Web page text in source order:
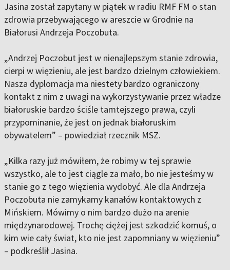
Jasina został zapytany w piątek w radiu RMF FM o stan
zdrowia przebywającego w areszcie w Grodnie na
Białorusi Andrzeja Poczobuta.
„Andrzej Poczobut jest w nienajlepszym stanie zdrowia,
cierpi w więzieniu, ale jest bardzo dzielnym człowiekiem.
Nasza dyplomacja ma niestety bardzo ograniczony
kontakt z nim z uwagi na wykorzystywanie przez władze
białoruskie bardzo ściśle tamtejszego prawa, czyli
przypominanie, że jest on jednak białoruskim
obywatelem” – powiedział rzecznik MSZ.
„Kilka razy już mówiłem, że robimy w tej sprawie
wszystko, ale to jest ciągle za mało, bo nie jesteśmy w
stanie go z tego więzienia wydobyć. Ale dla Andrzeja
Poczobuta nie zamykamy kanałów kontaktowych z
Mińskiem. Mówimy o nim bardzo dużo na arenie
międzynarodowej. Trochę ciężej jest szkodzić komuś, o
kim wie cały świat, kto nie jest zapomniany w więzieniu”
– podkreślił Jasina.